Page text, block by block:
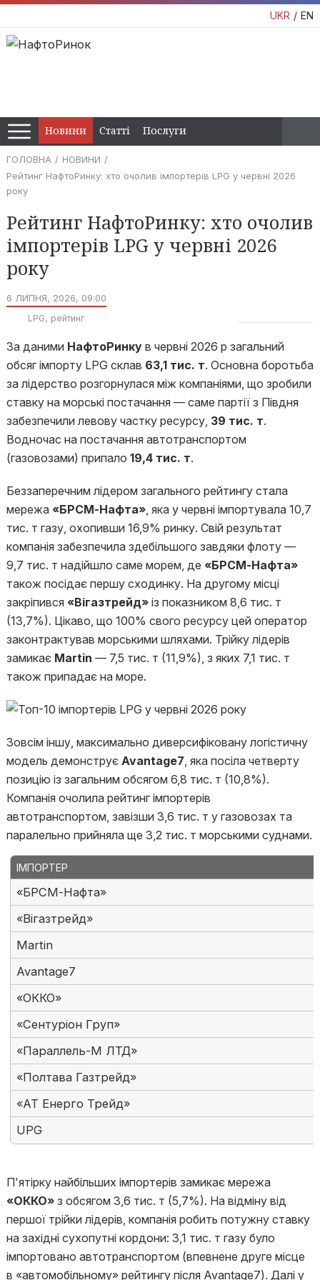
UKR EN
Новини Статті Послуги
ГОЛОВНА
НОВИНИ
Рейтинг НафтоРинку: хто очолив імпортерів LPG у червні 2026
року
Рейтинг НафтоРинку: хто очолив
імпортерів LPG у червні 2026
року
6 ЛИПНЯ, 2026, 09:00
LPG рейтинг
За даними НафтоРинкув червні 2026 р загальний
обсяг імпорту LPG склав 63,1 тис. т. Основна боротьба
за лідерство розгорнулася між компаніями, що зробили
ставку на морські постачання — саме партії з Півдня
забезпечили левову частку ресурсу, 39 тис. т.
Водночас на постачання автотранспортом
(газовозами) припало 19,4 тис. т.
Беззаперечним лідером загального рейтингу стала
мережа «БРСМ-Нафта», яка у червні імпортувала 10,7
тис. т газу, охопивши 16,9% ринку. Свій результат
компанія забезпечила здебільшого завдяки флоту —
9,7 тис. т надійшло саме морем, де «БРСМ-Нафта»
також посідає першу сходинку. На другому місці
закріпився «Вігазтрейд»із показником 8,6 тис. т
(13,7%). Цікаво, що 100% свого ресурсу цей оператор
законтрактував морськими шляхами. Трійку лідерів
замикає Martin — 7,5 тис. т (11,9%), з яких 7,1 тис. т
також припадає на море.
Зовсім іншу, максимально диверсифіковану логістичну
модель демонструє Avantage7, яка посіла четверту
позицію із загальним обсягом 6,8 тис. т (10,8%).
Компанія очолила рейтинг імпортерів
автотранспортом, завізши 3,6 тис. т у газовозах та
паралельно прийняла ще 3,2 тис. т морськими суднами.
ІМПОРТЕР
«БРСМ-Нафта»
«Вігазтрейд»
Martin
Avantage7
«ОККО»
«Сентуріон Груп»
«Параллель-М ЛТД»
«Полтава Газтрейд»
«АТ Енерго Трейд»
UPG
П'ятірку найбільших імпортерів замикає мережа
«ОККО»з обсягом 3,6 тис. т (5,7%). На відміну від
першої трійки лідерів, компанія робить потужну ставку
на західні сухопутні кордони: 3,1 тис. т газу було
імпортовано автотранспортом (впевнене друге місце
в «автомобільному» рейтингу після Avantage7). Далі у